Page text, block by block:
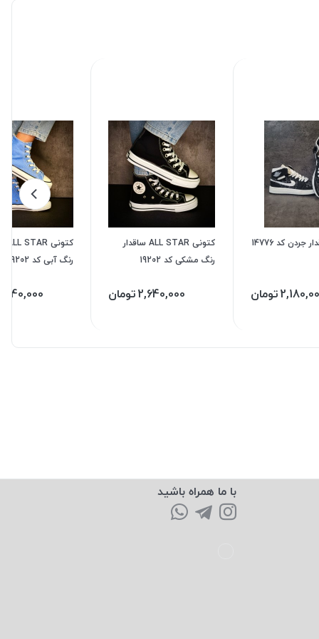
جردن کد 14776
تومان
کتونی ALL STAR ساقدار
رنگ مشکی کد 19202
2,640,000تومان
رنگ آبی کد 19202
با ما همراه باشید